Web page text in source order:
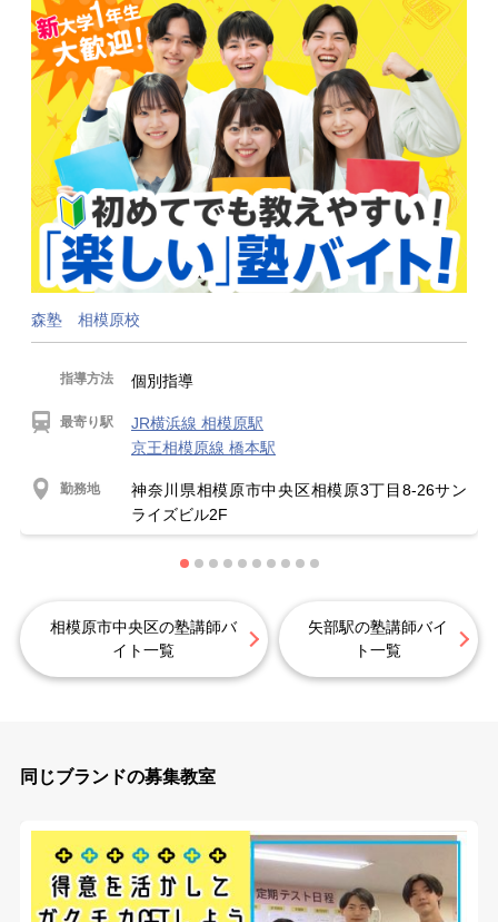
森塾 相模原校
指導方法 個別指導
最寄り駅
JR横浜線 相模原駅
京王相模原線 橋本駅
勤務地
神奈川県相模原市中央区相模原3丁目8-26サン
ライズビル2F
相模原市中央区の塾講師バ
イト一覧
矢部駅の塾講師バイ
ト一覧
同じブランドの募集教室